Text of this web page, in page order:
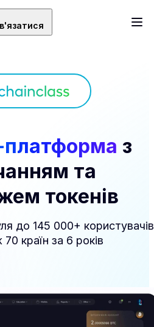
з
та
токенів
до 145 000+
70 країн за 6 років